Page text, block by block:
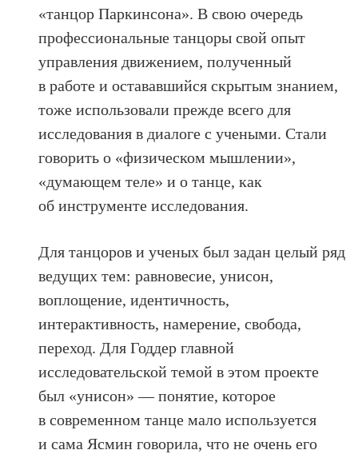
«танцор Паркинсона». В свою очередь
профессиональные танцоры свой опыт
управления движением, полученный
в работе и остававшийся скрытым знанием,
тоже использовали прежде всего для
исследования в диалоге с учеными. Стали
говорить о «физическом мышлении»,
«думающем теле» и о танце, как
об инструменте исследования.
Для танцоров и ученых был задан целый ряд
ведущих тем: равновесие, унисон,
воплощение, идентичность,
интерактивность, намерение, свобода,
переход. Для Годдер главной
исследовательской темой в этом проекте
был «унисон» — понятие, которое
в современном танце мало используется
и сама Ясмин говорила, что не очень его